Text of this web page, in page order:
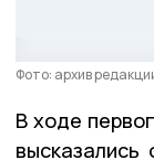
Фото: архив
В ходе
высказались